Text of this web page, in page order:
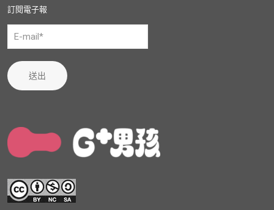
訂閱電子報
送出